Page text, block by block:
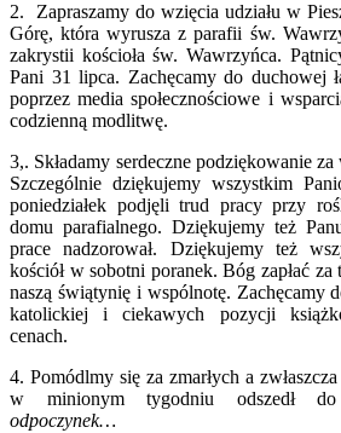
2. Zapraszamy do wzięcia udziału w
Górę, która wyrusza z parafii św.
zakrystii kościoła św. Wawrzyńca.
Pani 31 lipca. Zachęcamy do duchowej
poprzez media społecznościowe i
codzienną modlitwę.
3,. Składamy serdeczne podziękowanie
Szczególnie dziękujemy wszystkim
poniedziałek podjęli trud pracy przy
domu parafialnego. Dziękujemy też
prace nadzorował. Dziękujemy też
kościół w sobotni poranek. Bóg zapłać
naszą świątynię i wspólnotę. Zachęcamy
katolickiej i ciekawych pozycji
cenach.
4. Pomódlmy się za zmarłych a
w minionym tygodniu odszedł
odpoczynek…